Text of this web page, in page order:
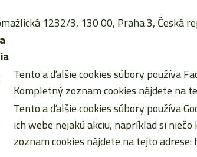
1232/3, 130 00, Praha 3, Česká
Tento a ďalšie cookies súbory používa
Kompletný zoznam cookies nájdete na
Tento a ďalšie cookies súbory používa
ich webe nejakú akciu, napríklad si
zoznam cookies nájdete na tejto